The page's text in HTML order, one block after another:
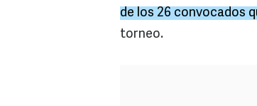
de los 26 convocados
torneo.